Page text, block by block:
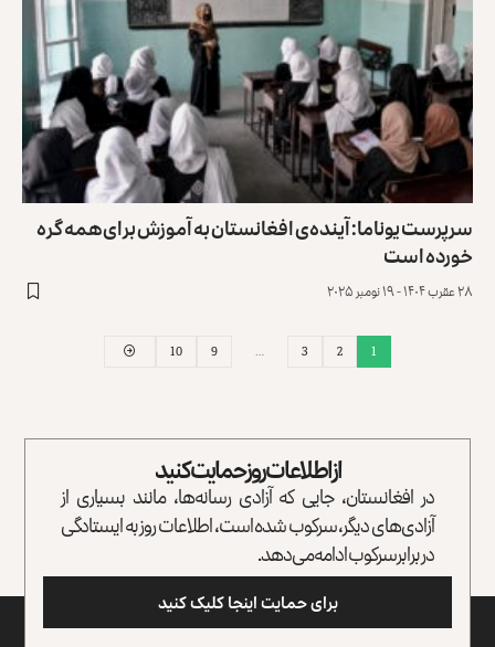
سرپرست یوناما: آینده‌ی افغانستان به آموزش برای همه گره
خورده است
۲۸ عقرب ۱۴۰۴ - ۱۹ نومبر ۲۰۲۵
1
2
3
…
9
10
از اطلاعات روز حمایت کنید
در افغانستان، جایی که آزادی رسانه‌ها، مانند بسیاری از
آزادی‌های دیگر، سرکوب شده است، اطلاعات روز به ایستادگی
در برابر سرکوب ادامه می‌دهد.
برای حمایت اینجا کلیک کنید